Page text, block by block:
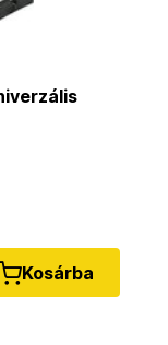
Kosárba